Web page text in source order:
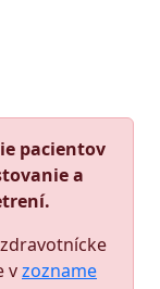
pacientov
a
vzozname